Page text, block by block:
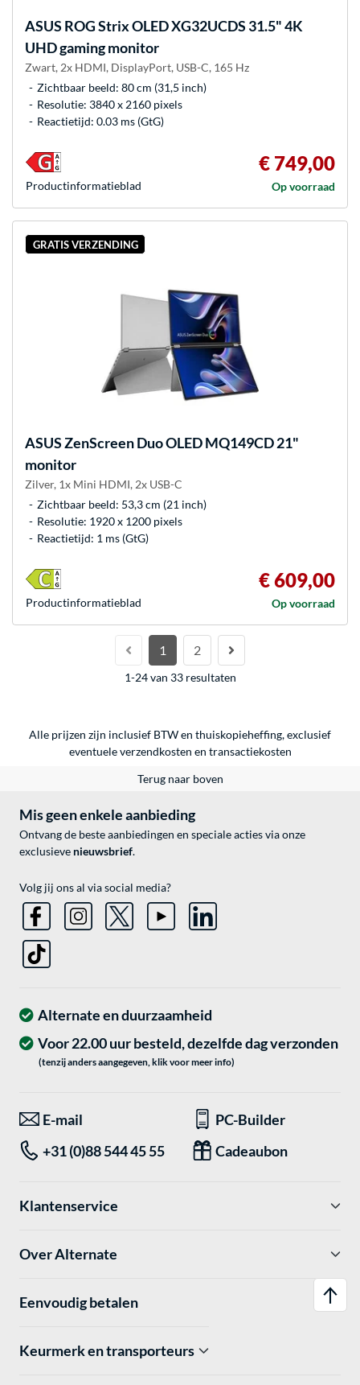
ASUS ROG Strix OLED XG32UCDS 31.5" 4K
UHD gaming monitor
Zwart, 2x HDMI, DisplayPort, USB-C, 165 Hz
Zichtbaar beeld: 80 cm (31,5 inch)
Resolutie: 3840 x 2160 pixels
Reactietijd: 0.03 ms (GtG)
€ 749,00
Op voorraad
Product­informatieblad
GRATIS VERZENDING
ASUSZenScreen Duo OLED MQ149CD 21"
monitor
Zilver, 1x Mini HDMI, 2x USB-C
Zichtbaar beeld: 53,3 cm (21 inch)
Resolutie: 1920 x 1200 pixels
Reactietijd: 1 ms (GtG)
€ 609,00
Op voorraad
Product­informatieblad
1 2
1-24 van 33 resultaten
Alle prijzen zijn inclusief BTW en thuiskopieheffing, exclusief
eventueleverzendkosten en transactiekosten
Terug naar boven
Mis geen enkele aanbieding
Ontvang de beste aanbiedingen en speciale acties via onze
exclusieve nieuwsbrief.
Volg jij ons al via social media?
Alternate en duurzaamheid
Voor 22.00 uur besteld, dezelfde dag verzonden
(tenzij anders aangegeven, klik voor meer info)
E-mail
PC-Builder
+31 (0)88 544 45 55
Cadeaubon
Klantenservice
Over Alternate
Eenvoudig betalen
Keurmerk en transporteurs